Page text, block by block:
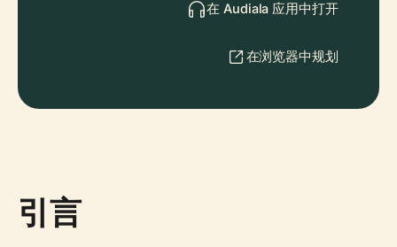
在 Audiala 应用中打开
在浏览器中规划
引言